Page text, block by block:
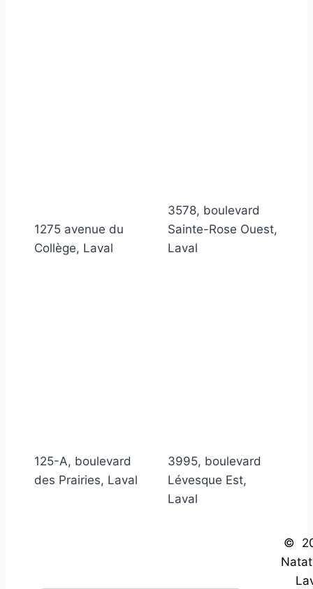
1275 avenue du
Collège, Laval
125-A, boulevard
des Prairies, Laval
3578, boulevard
Sainte-Rose Ouest,
Laval
3995, boulevard
Lévesque Est,
Laval
©